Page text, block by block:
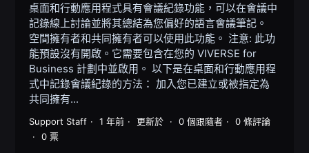
桌面和行動應用程式具有會議紀錄功能，可以在會議中
記錄線上討論並將其總結為您偏好的語言會議筆記。
空間擁有者和共同擁有者可以使用此功能。 注意: 此功
能預設沒有開啟。它需要包含在您的 VIVERSE for
Business 計劃中並啟用。 以下是在桌面和行動應用程
式中記錄會議紀錄的方法： 加入您已建立或被指定為
共同擁有...
Support Staff 1 年前 更新於 0 個跟隨者
0 條評論
0 票